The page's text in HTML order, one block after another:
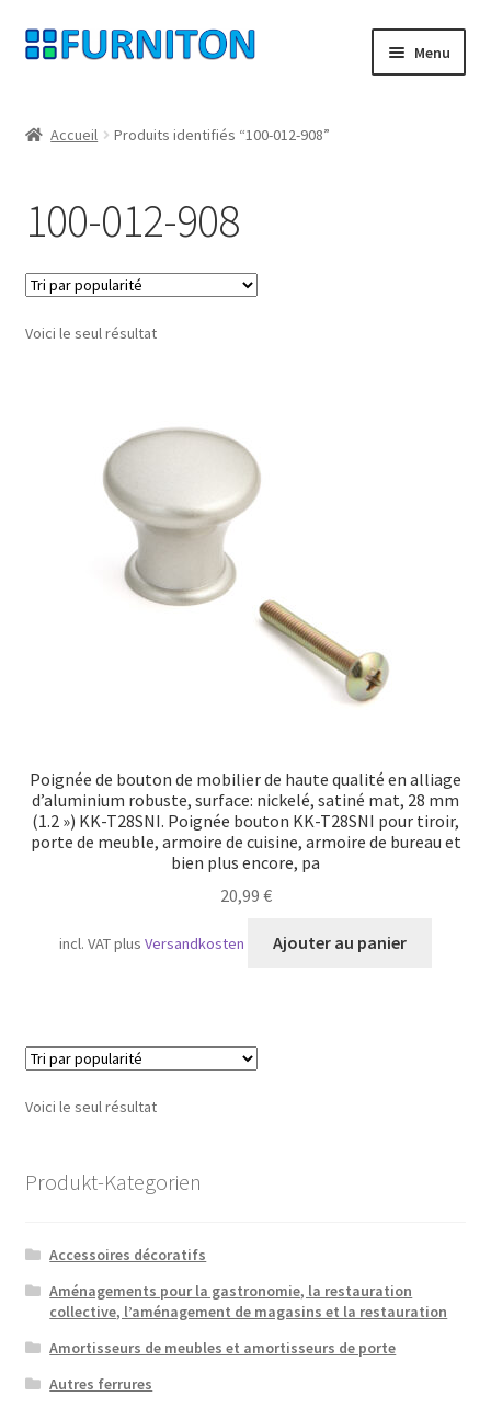
Aller
à
navigation
Aller
au
Menu
Protection des données
Droit de rétractation
Contact
CONDITIONS GÉNÉRALES DE VENTE
Transport maritime
Accueil Produits identifiés “100-012-908”
100-012-908
Voici le seul résultat
Poignée de bouton de mobilier de haute qualité en alliage
d’aluminium robuste, surface: nickelé, satiné mat, 28 mm
(1.2 ») KK-T28SNI. Poignée bouton KK-T28SNI pour tiroir,
porte de meuble, armoire de cuisine, armoire de bureau et
bien plus encore, pa
20,99 €
incl. VATplusVersandkosten Ajouter au panier
Voici le seul résultat
Produkt-Kategorien
Accessoires décoratifs
Aménagements pour la gastronomie, la restauration
collective, l’aménagement de magasins et la restauration
Amortisseurs de meubles et amortisseurs de porte
Autres ferrures